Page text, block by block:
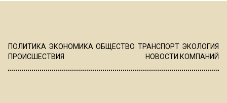
ПОЛИТИКА ЭКОНОМИКА ОБЩЕСТВО ТРАНСПОРТ ЭКОЛОГИЯ
ПРОИСШЕСТВИЯ
НОВОСТИ КОМПАНИЙ